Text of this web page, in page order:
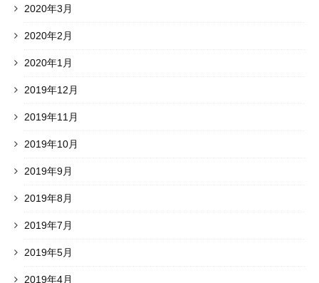
2020年3月
2020年2月
2020年1月
2019年12月
2019年11月
2019年10月
2019年9月
2019年8月
2019年7月
2019年5月
2019年4月